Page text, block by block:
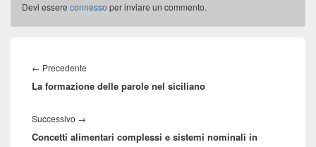
Devi essere connesso per inviare un commento.
articoli
← Precedente
precedente:
La formazione delle parole nel siciliano
Successivo →
successivo:
Concetti alimentari complessi e sistemi nominali in